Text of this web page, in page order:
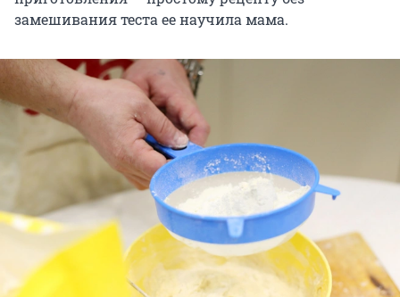
замешивания теста ее научила мама.